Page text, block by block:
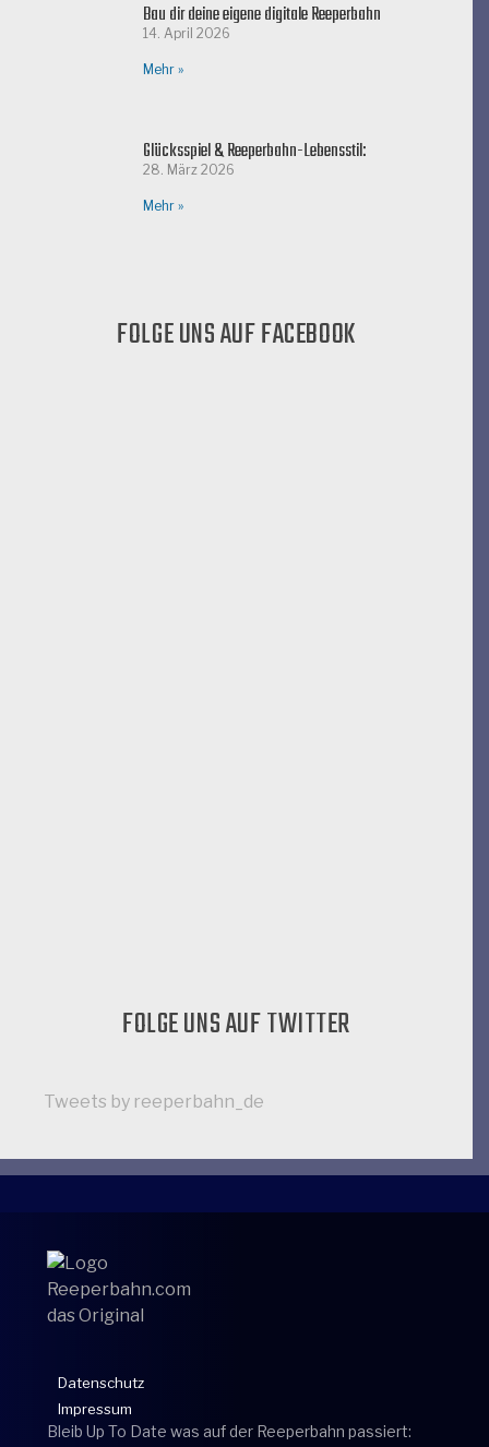
Bau dir deine eigene digitale Reeperbahn
14. April 2026
Mehr »
Glücksspiel & Reeperbahn-Lebensstil:
28. März 2026
Mehr »
FOLGE UNS AUF FACEBOOK
FOLGE UNS AUF TWITTER
Tweets by reeperbahn_de
Datenschutz
Impressum
Bleib Up To Date was auf der Reeperbahn passiert: